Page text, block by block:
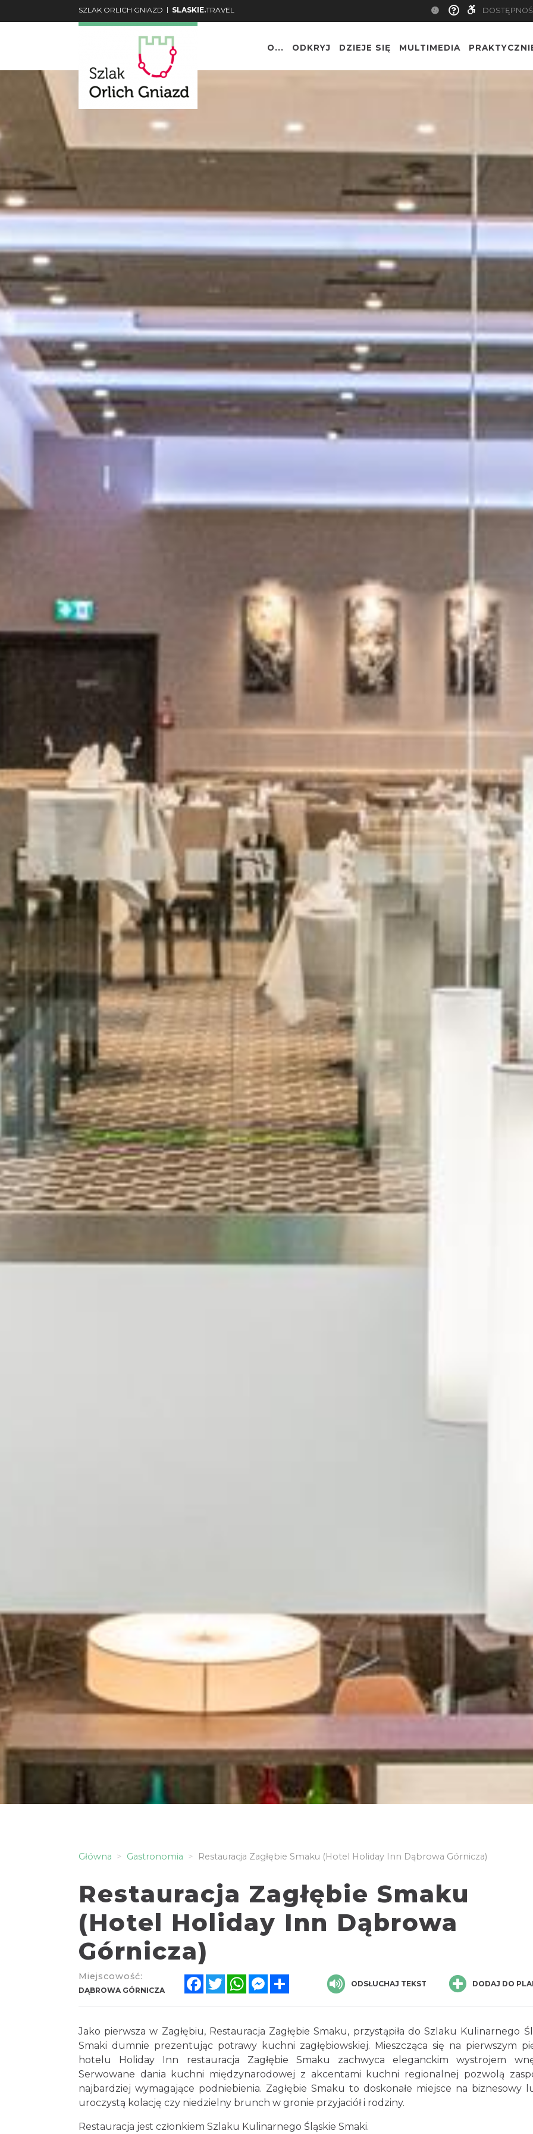
SZLAK ORLICH GNIAZD | SLASKIE.TRAVEL
O... ODKRYJ DZIEJE SIĘ MULTIMEDIA
Główna Gastronomia Restauracja Zagłębie Smaku (Hotel Holiday Inn Dąbrowa Górnicza)
Restauracja Zagłębie Smaku
(Hotel Holiday Inn Dąbrowa
Górnicza)
Miejscowość:
DĄBROWA GÓRNICZA
FacebookTwitterWhatsAppMessenger ODSŁUCHAJ TEKST DODAJ DO
Jako pierwsza w Zagłębiu, Restauracja Zagłębie Smaku, przystąpiła do Szlaku Kulinarnego
Smaki dumnie prezentując potrawy kuchni zagłębiowskiej. Mieszcząca się na pierwszym
hotelu Holiday Inn restauracja Zagłębie Smaku zachwyca eleganckim wystrojem
Serwowane dania kuchni międzynarodowej z akcentami kuchni regionalnej pozwolą
najbardziej wymagające podniebienia. Zagłębie Smaku to doskonałe miejsce na biznesowy
uroczystą kolację czy niedzielny brunch w gronie przyjaciół i rodziny.
Restauracja jest członkiem Szlaku Kulinarnego Śląskie Smaki.